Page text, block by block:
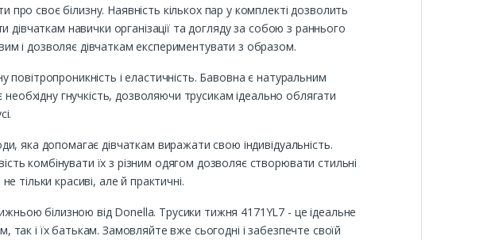
своє білизну. Наявність кількох пар у комплекті дозволить
дівчаткам навички організації та догляду за собою з раннього
і дозволяє дівчаткам експериментувати з образом.
і еластичність. Бавовна є натуральним
гнучкість, дозволяючи трусикам ідеально облягати
яка допомагає дівчаткам виражати свою індивідуальність.
комбінувати їх з різним одягом дозволяє створювати стильні
тільки красиві, але й практичні.
білизною від Donella. Трусики тижня 4171YL7 - це ідеальне
і їх батькам. Замовляйте вже сьогодні і забезпечте своїй